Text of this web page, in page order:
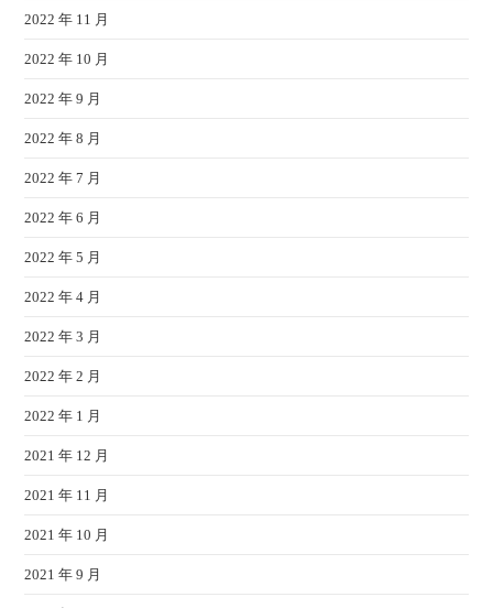
2022 年 11 月
2022 年 10 月
2022 年 9 月
2022 年 8 月
2022 年 7 月
2022 年 6 月
2022 年 5 月
2022 年 4 月
2022 年 3 月
2022 年 2 月
2022 年 1 月
2021 年 12 月
2021 年 11 月
2021 年 10 月
2021 年 9 月